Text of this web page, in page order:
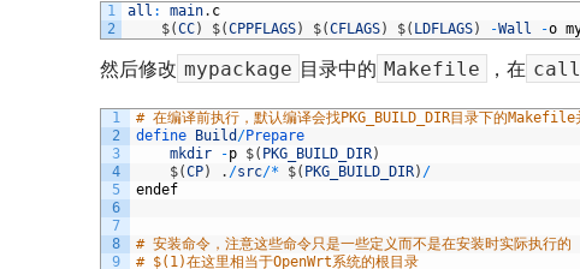
1
2
all : main. c
$(CC) $(CPPFLAGS) $(CFLAGS) $( LDFLAGS) -Wall -o
然后修改 mypackage 目录中的 Makefile ，在 call
1
2
3
4
5
6
7
8
9
# 在编译前执行，默认编译会找PKG_BUILD_DIR目录下的Makefile
define Build /Prepare
mkdir
-p $( PKG_BUILD_DIR)
$(CP) . /src/* $( PKG_BUILD_DIR) /
endef
# 安装命令，注意这些命令只是一些定义而不是在安装时实际执行的
# $(1)在这里相当于OpenWrt系统的根目录